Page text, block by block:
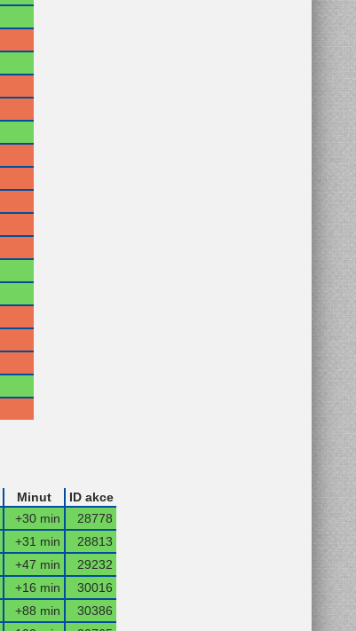
Minut
ID akce
+30 min
28778
+31 min
28813
+47 min
29232
+16 min
30016
+88 min
30386